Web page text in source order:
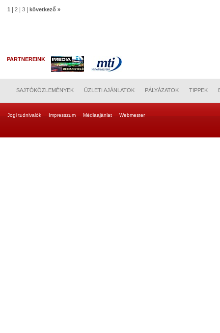
1 2 3 következő »
PARTNEREINK
SAJTÓKÖZLEMÉNYEK ÜZLETI AJÁNLATOK PÁLYÁZATOK TIPPEK
Jogi tudnivalók Impresszum Médiaajánlat Webmester